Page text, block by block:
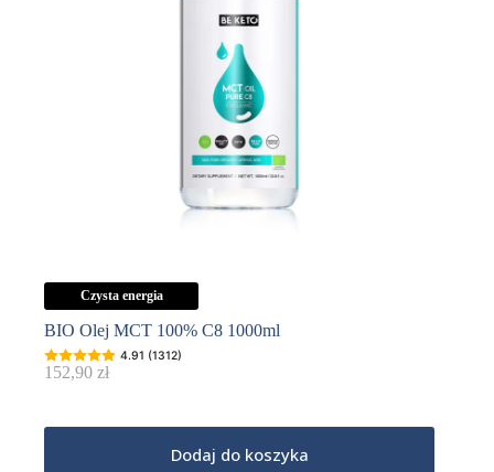
Czysta energia
BIO Olej MCT 100% C8 1000ml
4.91 (1312)
152,90 zł
Dodaj do koszyka